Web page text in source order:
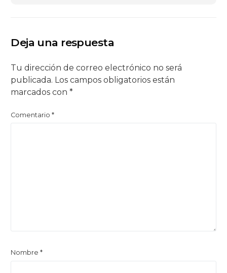
Deja una respuesta
Tu dirección de correo electrónico no será
publicada. Los campos obligatorios están
marcados con*
Comentario*
Nombre*